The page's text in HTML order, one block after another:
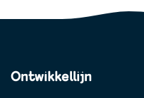
Ontwikkellijn